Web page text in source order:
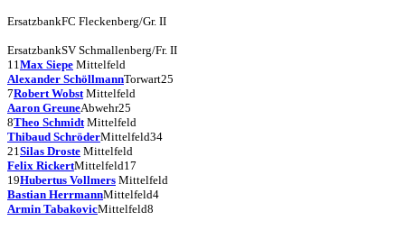
ErsatzbankFC Fleckenberg/Gr. II
ErsatzbankSV Schmallenberg/Fr. II
11Max Siepe Mittelfeld
Alexander SchöllmannTorwart25
7Robert Wobst Mittelfeld
Aaron GreuneAbwehr25
8Theo Schmidt Mittelfeld
Thibaud SchröderMittelfeld34
21Silas Droste Mittelfeld
Felix RickertMittelfeld17
19Hubertus Vollmers Mittelfeld
Bastian HerrmannMittelfeld4
Armin TabakovicMittelfeld8